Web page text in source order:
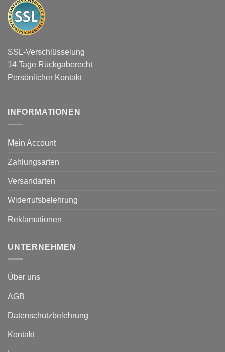
SSL-Verschlüsselung
14 Tage Rückgaberecht
Persönlicher Kontakt
INFORMATIONEN
Mein Account
Zahlungsarten
Versandarten
Widerrufsbelehrung
Reklamationen
UNTERNEHMEN
Über uns
AGB
Datenschutzbelehrung
Kontakt